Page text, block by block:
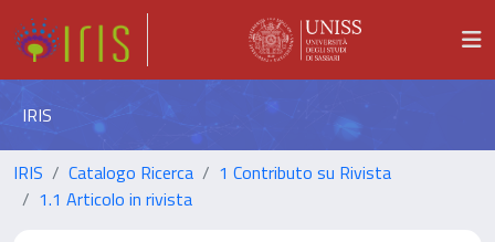
IRIS
IRIS Catalogo Ricerca
1 Contributo su Rivista
1.1 Articolo in rivista